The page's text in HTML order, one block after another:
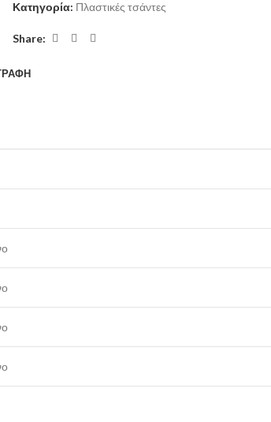
Κατηγορία: Πλαστικές τσάντες
Share: